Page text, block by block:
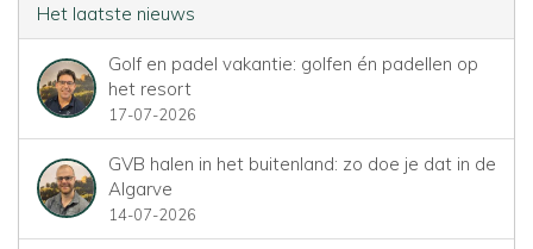
Het laatste nieuws
Golf en padel vakantie: golfen én padellen op
het resort
17-07-2026
GVB halen in het buitenland: zo doe je dat in de
Algarve
14-07-2026